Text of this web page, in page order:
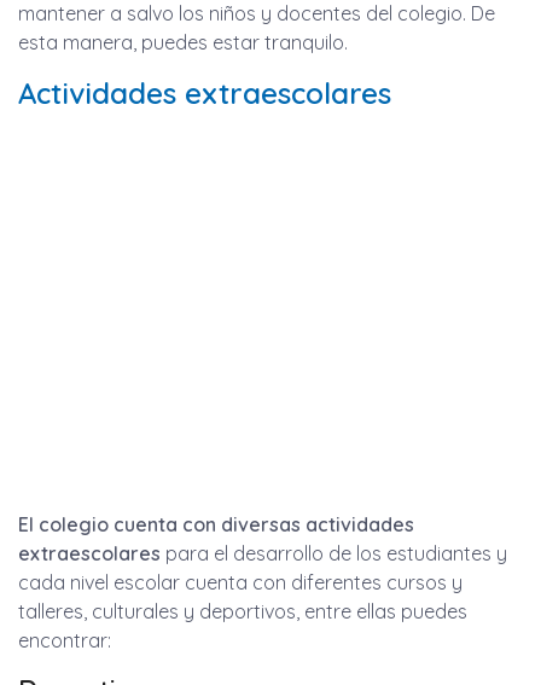
mantener a salvo los niños y docentes del colegio. De
esta manera, puedes estar tranquilo.
Actividades extraescolares
El colegio cuenta con diversas actividades
extraescolares para el desarrollo de los estudiantes y
cada nivel escolar cuenta con diferentes cursos y
talleres, culturales y deportivos, entre ellas puedes
encontrar: